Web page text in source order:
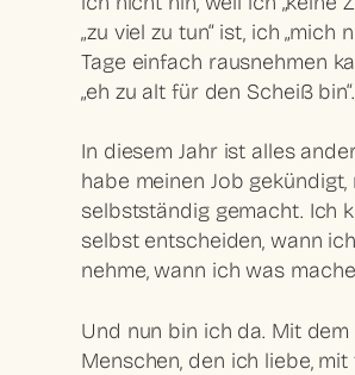
„zu viel zu tun“ ist, ich „mich
Tage einfach rausnehmen
„eh zu alt für den Scheiß bin“.
In diesem Jahr ist alles
habe meinen Job gekündigt,
selbstständig gemacht. Ich
selbst entscheiden, wann
nehme, wann ich was
Und nun bin ich da. Mit dem
Menschen, den ich liebe,